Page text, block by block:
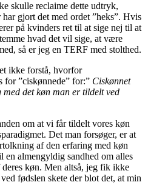
skulle reclaime dette udtryk,
gjort det med ordet ”heks”. Hvis
på kvinders ret til at sige nej til at
hvad det vil sige, at være
så er jeg en TERF med stolthed.
ikke forstå, hvorfor
”ciskønnede” for:” Ciskønnet
det køn man er tildelt ved
om at vi får tildelt vores køn
Det man forsøger, er at
af den erfaring med køn
en almengyldig sandhed om alles
køn. Men altså, jeg fik ikke
fødslen skete der blot det, at min